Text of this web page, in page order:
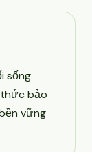
sống
thức bảo
vững